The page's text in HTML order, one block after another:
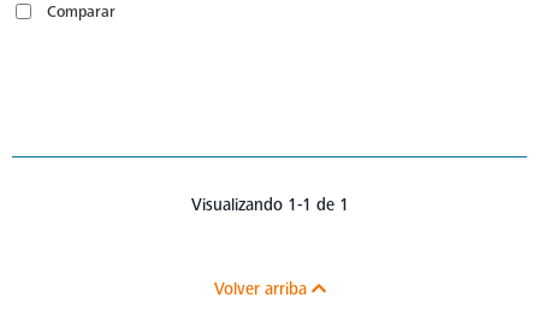
Comparar
Visualizando 1-1 de 1
Volver arriba